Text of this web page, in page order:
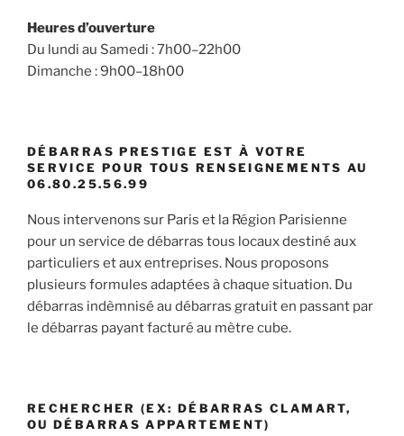
Heures d’ouverture
Du lundi au Samedi : 7h00–22h00
Dimanche : 9h00–18h00
DÉBARRAS PRESTIGE EST À VOTRE
SERVICE POUR TOUS RENSEIGNEMENTS AU
06.80.25.56.99
Nous intervenons sur Paris et la Région Parisienne
pour un service de débarras tous locaux destiné aux
particuliers et aux entreprises. Nous proposons
plusieurs formules adaptées à chaque situation. Du
débarras indèmnisé au débarras gratuit en passant par
le débarras payant facturé au mètre cube.
RECHERCHER (EX: DÉBARRAS CLAMART,
OU DÉBARRAS APPARTEMENT)